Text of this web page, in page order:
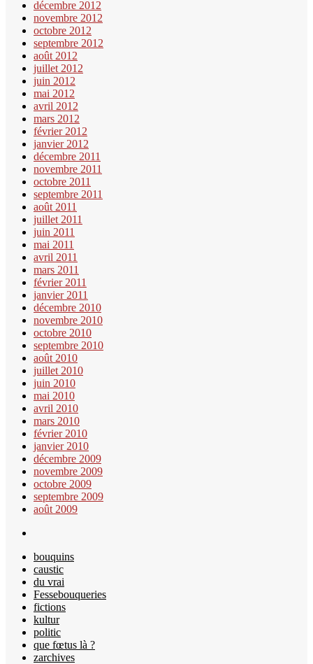
décembre 2012
novembre 2012
octobre 2012
septembre 2012
août 2012
juillet 2012
juin 2012
mai 2012
avril 2012
mars 2012
février 2012
janvier 2012
décembre 2011
novembre 2011
octobre 2011
septembre 2011
août 2011
juillet 2011
juin 2011
mai 2011
avril 2011
mars 2011
février 2011
janvier 2011
décembre 2010
novembre 2010
octobre 2010
septembre 2010
août 2010
juillet 2010
juin 2010
mai 2010
avril 2010
mars 2010
février 2010
janvier 2010
décembre 2009
novembre 2009
octobre 2009
septembre 2009
août 2009
bouquins
caustic
du vrai
Fessebouqueries
fictions
kultur
politic
que fœtus là ?
zarchives